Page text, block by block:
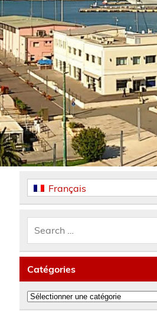
Français
Catégories
Catégories